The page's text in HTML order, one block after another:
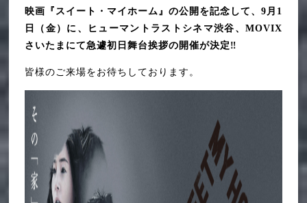
映画『スイート・マイホーム』の公開を記念して、9月1
日（金）に、ヒューマントラストシネマ渋谷、MOVIX
さいたまにて急遽初日舞台挨拶の開催が決定‼
皆様のご来場をお待ちしております。